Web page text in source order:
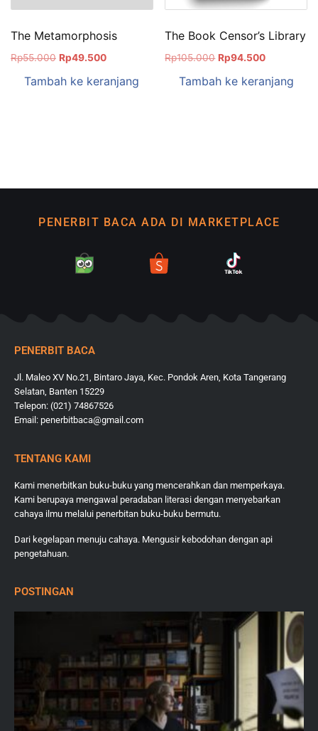
The Metamorphosis
Rp55.000 Rp49.500
Tambah ke keranjang
The Book Censor’s Library
Rp105.000 Rp94.500
Tambah ke keranjang
PENERBIT BACA ADA DI MARKETPLACE
PENERBIT BACA
Jl. Maleo XV No.21, Bintaro Jaya, Kec. Pondok Aren, Kota Tangerang
Selatan, Banten 15229
Telepon: (021) 74867526
Email: penerbitbaca@gmail.com
TENTANG KAMI
Kami menerbitkan buku-buku yang mencerahkan dan memperkaya.
Kami berupaya mengawal peradaban literasi dengan menyebarkan
cahaya ilmu melalui penerbitan buku-buku bermutu.
Dari kegelapan menuju cahaya. Mengusir kebodohan dengan api
pengetahuan.
POSTINGAN